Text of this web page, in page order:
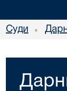
Суди •